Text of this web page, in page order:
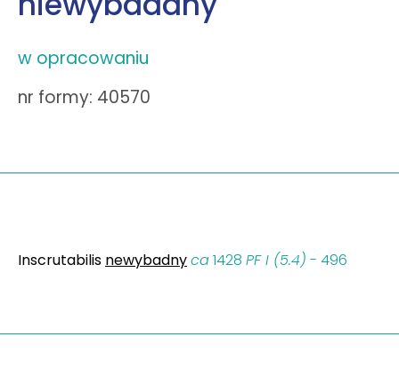
w opracowaniu
nr formy: 40570
Inscrutabilis newybadnyca1428 PF I (5.4) - 496